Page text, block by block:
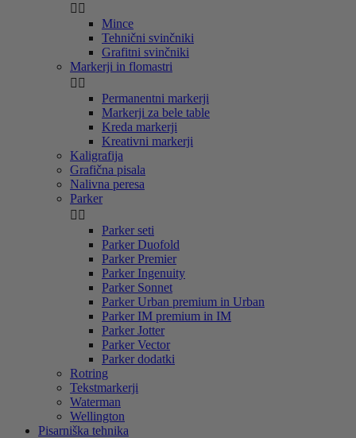
 
Mince
Tehnični svinčniki
Grafitni svinčniki
Markerji in flomastri
 
Permanentni markerji
Markerji za bele table
Kreda markerji
Kreativni markerji
Kaligrafija
Grafična pisala
Nalivna peresa
Parker
 
Parker seti
Parker Duofold
Parker Premier
Parker Ingenuity
Parker Sonnet
Parker Urban premium in Urban
Parker IM premium in IM
Parker Jotter
Parker Vector
Parker dodatki
Rotring
Tekstmarkerji
Waterman
Wellington
Pisarniška tehnika